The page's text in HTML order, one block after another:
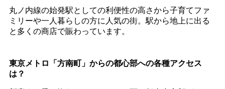
丸ノ内線の始発駅としての利便性の高さから子育てファ
ミリーや一人暮らしの方に人気の街。駅から地上に出る
と多くの商店で賑わっています。
東京メトロ「方南町」からの都心部への各種アクセス
は？